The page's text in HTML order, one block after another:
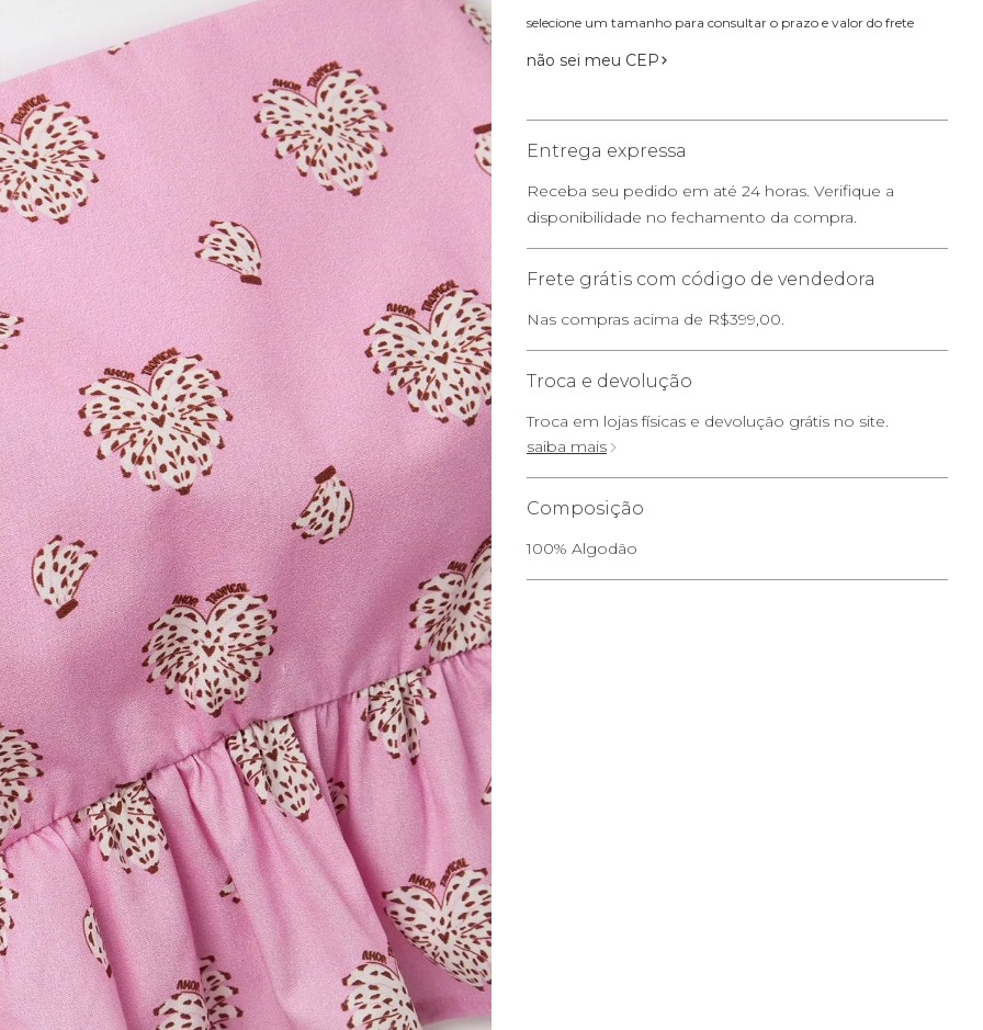
selecione um tamanho para consultar o prazo e valor do frete
não sei meu CEP
Entrega expressa
Receba seu pedido em até 24 horas. Verifique a
disponibilidade no fechamento da compra.
Frete grátis com código de vendedora
Nas compras acima de R$399,00.
Troca e devolução
Troca em lojas físicas e devolução grátis no site.
saiba mais
Composição
100% Algodão